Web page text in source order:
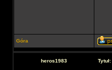
Góra
heros1983 Tytuł: